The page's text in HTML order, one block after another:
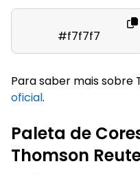
#f7f7f7
Para saber mais sobre
oficial.
Paleta de
Thomson